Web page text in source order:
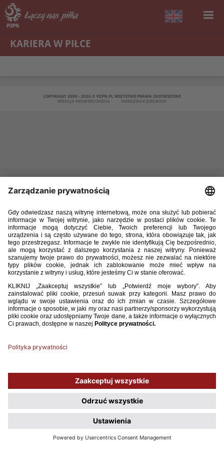
KARIERA W PIŁCE
COPYRIGHT 2009 - 2026 © PZPN.PL WSZYSTKIE PRAWA ZASTRZEŻONE
KREACJA PROSPERO MEDIA WDROŻENIE EVEGROUP
Używamy plików cookies, aby ułatwić Ci korzystanie z naszego serwisu
oraz do celów statystycznych. Jeśli nie blokujesz tych plików, to zgadzasz
się na ich użycie oraz zapisanie w pamięci urządzenia. Pamiętaj, że
możesz samodzielnie zarządzać cookies, zmieniając ustawienia
przeglądarki.
Polityka plików Cookies.